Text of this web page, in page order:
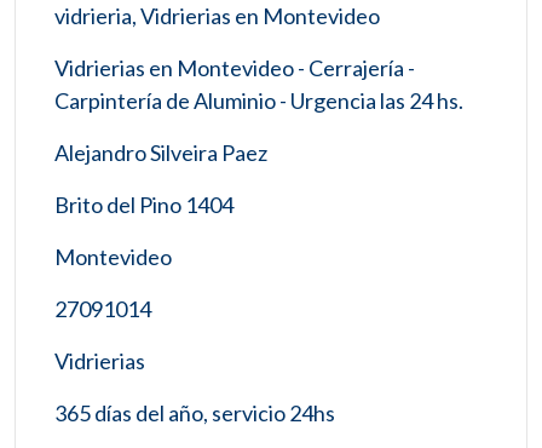
vidrieria, Vidrierias en Montevideo
Vidrierias en Montevideo - Cerrajería -
Carpintería de Aluminio - Urgencia las 24 hs.
Alejandro Silveira Paez
Brito del Pino 1404
Montevideo
27091014
Vidrierias
365 días del año, servicio 24hs